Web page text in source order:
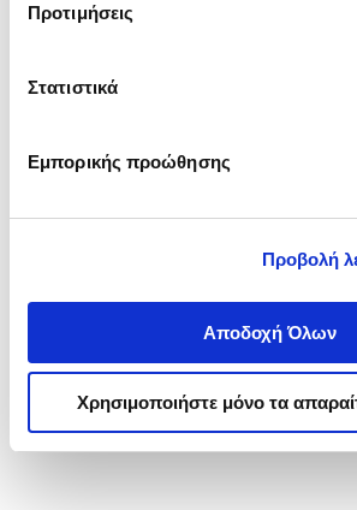
Προτιμήσεις
Στατιστικά
Εμπορικής προώθησης
Προβολή
Αποδοχή Όλων
Χρησιμοποιήστε μόνο τα